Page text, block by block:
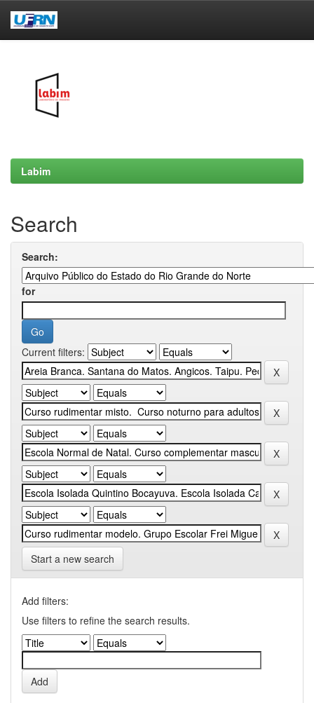
Labim
Search
Search:
for
Current filters:
Start a new search
Add filters:
Use filters to refine the search results.